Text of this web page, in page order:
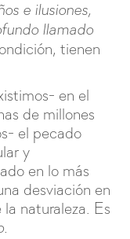
e ilusiones,
llamado
tienen
en el
de millones
el pecado
y
en lo más
desviación en
naturaleza. Es